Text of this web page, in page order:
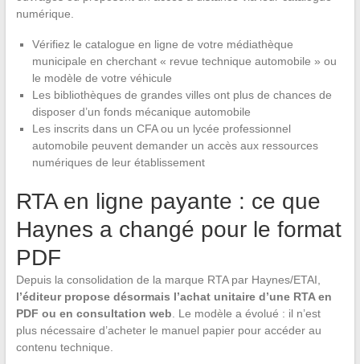
numérique.
Vérifiez le catalogue en ligne de votre médiathèque
municipale en cherchant « revue technique automobile » ou
le modèle de votre véhicule
Les bibliothèques de grandes villes ont plus de chances de
disposer d’un fonds mécanique automobile
Les inscrits dans un CFA ou un lycée professionnel
automobile peuvent demander un accès aux ressources
numériques de leur établissement
RTA en ligne payante : ce que
Haynes a changé pour le format
PDF
Depuis la consolidation de la marque RTA par Haynes/ETAI,
l’éditeur propose désormais l’achat unitaire d’une RTA en
PDF ou en consultation web . Le modèle a évolué : il n’est
plus nécessaire d’acheter le manuel papier pour accéder au
contenu technique.